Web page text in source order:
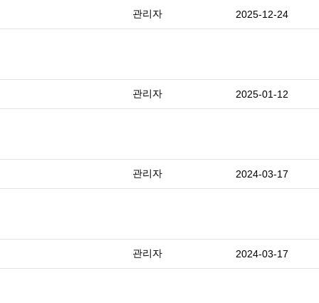
관리자 2025-12-24
관리자 2025-01-12
관리자 2024-03-17
관리자 2024-03-17